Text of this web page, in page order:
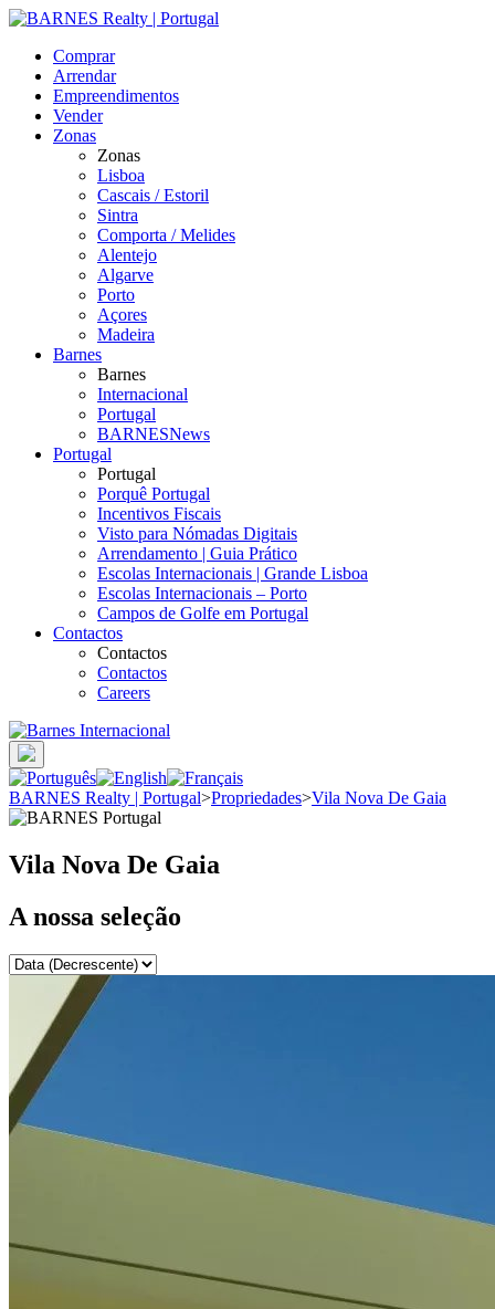
Comprar
Arrendar
Empreendimentos
Vender
Zonas
Zonas
Lisboa
Cascais / Estoril
Sintra
Comporta / Melides
Alentejo
Algarve
Porto
Açores
Madeira
Barnes
Barnes
Internacional
Portugal
BARNESNews
Portugal
Portugal
Porquê Portugal
Incentivos Fiscais
Visto para Nómadas Digitais
Arrendamento | Guia Prático
Escolas Internacionais | Grande Lisboa
Escolas Internacionais – Porto
Campos de Golfe em Portugal
Contactos
Contactos
Contactos
Careers
BARNES Realty | Portugal>Propriedades>Vila Nova De Gaia
Vila Nova De Gaia
A nossa seleção